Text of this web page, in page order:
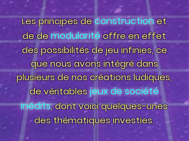
Les principes deconstructionet
de demodularitéoffre en effet
des possibilités de jeu infinies, ce
que nous avons intégré dans
plusieurs de nos créations ludiques,
de véritablesjeux de société
inédits, dont voici quelques-unes
des thématiques investies.